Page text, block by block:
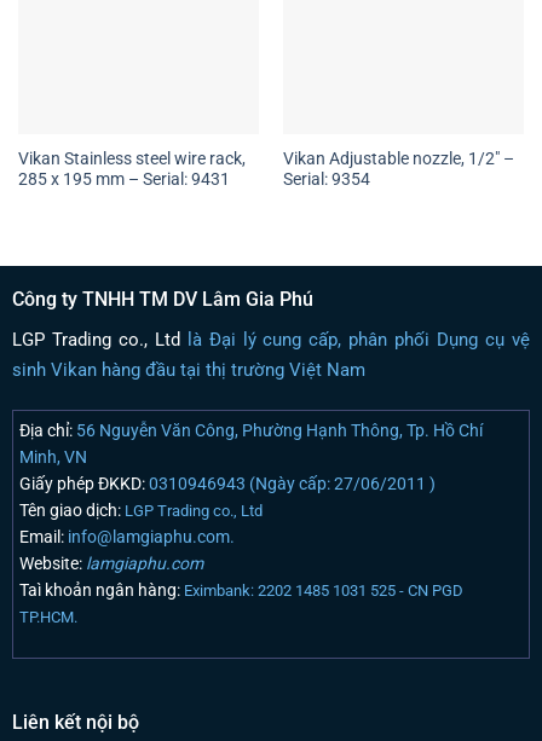
Vikan Stainless steel wire rack,
285 x 195 mm – Serial: 9431
Vikan Adjustable nozzle, 1/2″ –
Serial: 9354
Công ty TNHH TM DV Lâm Gia Phú
LGP Trading co., Ltd là Đại lý cung cấp, phân phối Dụng cụ vệ
sinh Vikan hàng đầu tại thị trường Việt Nam
Địa chỉ:56 Nguyễn Văn Công, Phường Hạnh Thông, Tp. Hồ Chí
Minh, VN
Giấy phép ĐKKD:0310946943 (Ngày cấp: 27/06/2011 )
Tên giao dịch: LGP Trading co., Ltd
Email:info@lamgiaphu.com.
Website:lamgiaphu.com
Taì khoản ngân hàng: Eximbank: 2202 1485 1031 525 - CN PGD
TP.HCM.
Liên kết nội bộ